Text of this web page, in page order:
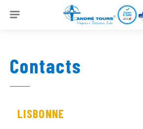
SUSTAINABILITY
Contacts
LISBONNE